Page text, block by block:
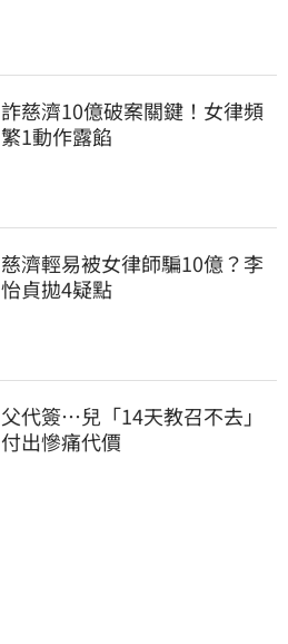
詐慈濟10億破案關鍵！女律頻
繁1動作露餡
慈濟輕易被女律師騙10億？李
怡貞拋4疑點
父代簽…兒「14天教召不去」
付出慘痛代價